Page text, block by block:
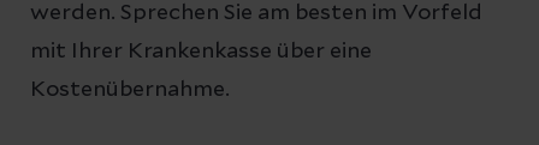
werden. Sprechen Sie am besten im Vorfeld
mit Ihrer Krankenkasse über eine
Kostenübernahme.